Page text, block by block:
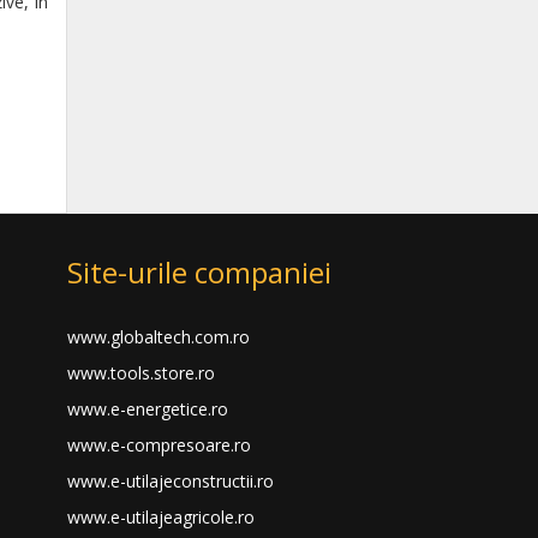
Site-urile companiei
www.globaltech.com.ro
www.tools.store.ro
www.e-energetice.ro
www.e-compresoare.ro
www.e-utilajeconstructii.ro
www.e-utilajeagricole.ro